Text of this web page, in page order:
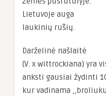
Lietuvoje auga
laukinių rūšių.
Darželinė našlaitė
(V. x wittrockiana) yra
anksti gausiai žydinti
kur vadinama